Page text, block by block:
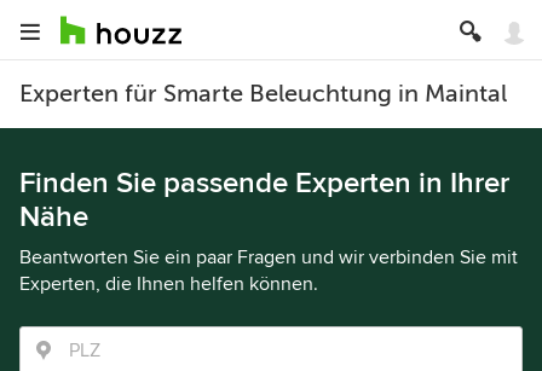
Experten für Smarte Beleuchtung in Maintal
Finden Sie passende Experten in Ihrer
Nähe
Beantworten Sie ein paar Fragen und wir verbinden Sie mit
Experten, die Ihnen helfen können.